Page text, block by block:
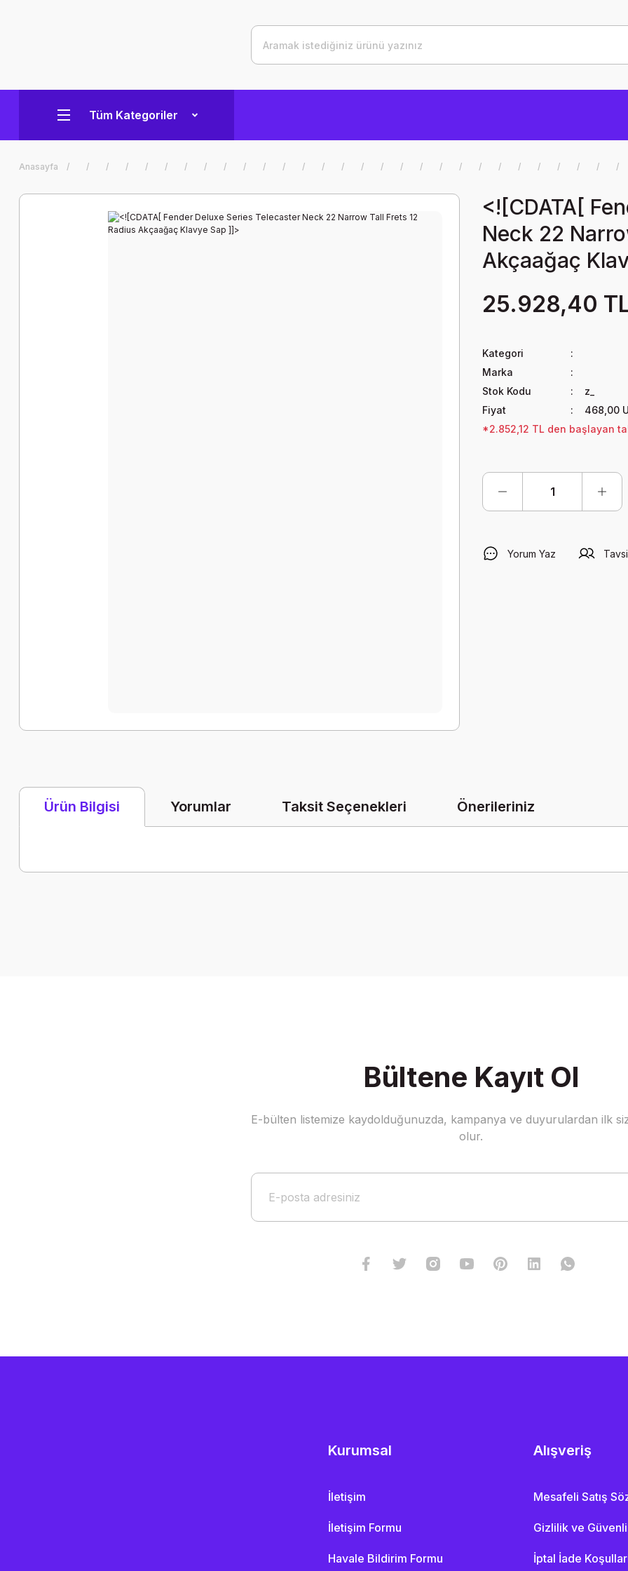
Tüm Kategoriler
Anasayfa
<![CDATA[
Neck 22
Akçaağaç
25.928,40
Kategori
Marka
Stok Kodu
z_
Fiyat
468,00
*2.852,12 TL den başlayan
Yorum Yaz
Ürün Bilgisi Yorumlar Taksit Seçenekleri Önerileriniz
Gönder
Bültene Kayıt Ol
E-bülten listemize kaydolduğunuzda, kampanya ve duyurulardan ilk
olur.
Kurumsal
İletişim
İletişim Formu
Havale Bildirim Formu
Alışveriş
Mesafeli Satış
Gizlilik ve
İptal İade